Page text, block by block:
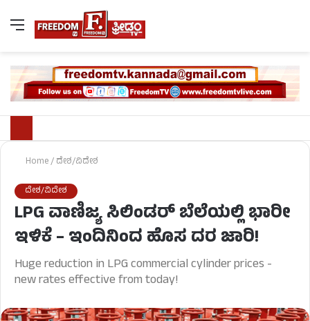
Home/ದೇಶ/ವಿದೇಶ
ದೇಶ/ವಿದೇಶ
LPG ವಾಣಿಜ್ಯ ಸಿಲಿಂಡರ್‌ ಬೆಲೆಯಲ್ಲಿ ಭಾರೀ
ಇಳಿಕೆ – ಇಂದಿನಿಂದ ಹೊಸ ದರ ಜಾರಿ!
Huge reduction in LPG commercial cylinder prices -
new rates effective from today!